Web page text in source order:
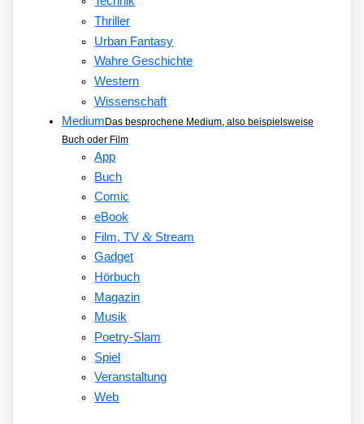
Thriller
Urban Fantasy
Wahre Geschichte
Western
Wissenschaft
Medium Das besprochene Medium, also beispielsweise
Buch oder Film
App
Buch
Comic
eBook
Film, TV&Stream
Gadget
Hörbuch
Magazin
Musik
Poetry-Slam
Spiel
Veranstaltung
Web